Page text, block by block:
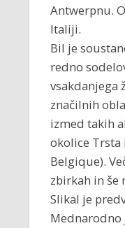
Antwerpnu.
Italiji.
Bil je
redno
vsakdanjega
značilnih
izmed takih
okolice Trsta
Belgique).
zbirkah in
Slikal je
Mednarodno